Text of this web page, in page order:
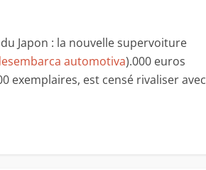
Japon : la nouvelle supervoiture
automotiva).000 euros
exemplaires, est censé rivaliser avec